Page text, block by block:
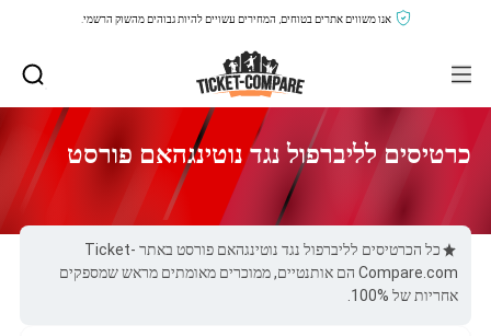
אנו משווים אתרים בטוחים, המחירים עשויים להיות גבוהים מהשוק הרשמי.
כרטיסים לליברפול נגד נוטינגהאם פורסט
כל הכרטיסים לליברפול נגד נוטינגהאם פורסט באתר Ticket-
Compare.com הם אותנטיים, ממוכרים מאומתים מראש שמספקים
אחריות של 100%.